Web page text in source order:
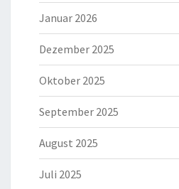
Januar 2026
Dezember 2025
Oktober 2025
September 2025
August 2025
Juli 2025